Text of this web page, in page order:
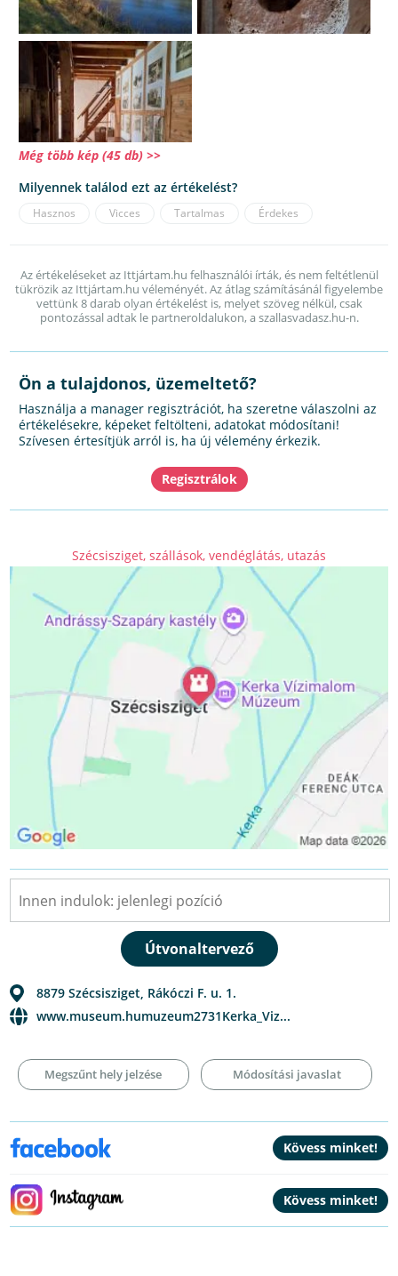
Még több kép (45 db) >>
Milyennek találod ezt az értékelést?
Hasznos Vicces Tartalmas Érdekes
Az értékeléseket az Ittjártam.hu felhasználói írták, és nem feltétlenül
tükrözik az Ittjártam.hu véleményét. Az átlag számításánál figyelembe
vettünk 8 darab olyan értékelést is, melyet szöveg nélkül, csak
pontozással adtak le partneroldalukon, a szallasvadasz.hu-n.
Ön a tulajdonos, üzemeltető?
Használja a manager regisztrációt, ha szeretne válaszolni az
értékelésekre, képeket feltölteni, adatokat módosítani!
Szívesen értesítjük arról is, ha új vélemény érkezik.
Szécsisziget, szállások, vendéglátás, utazás
8879 Szécsisziget, Rákóczi F. u. 1.
www.museum.humuzeum2731Kerka_Viz...
Megszűnt hely jelzése Módosítási javaslat